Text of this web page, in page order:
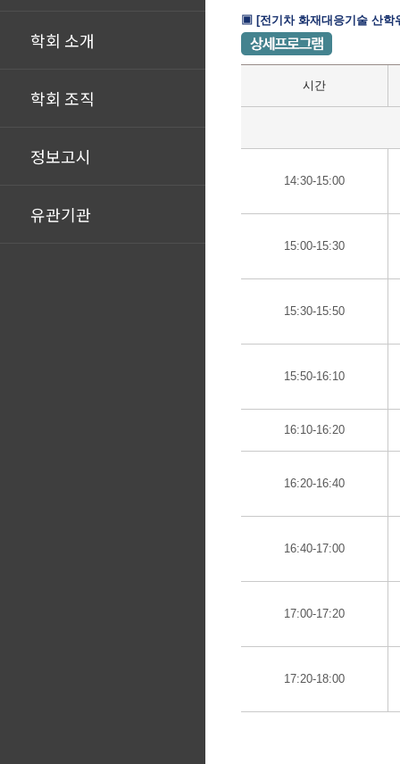
학회 소개
학회 조직
정보고시
유관기관
▣ [전기차 화재대응기술 산
시간
14:30-15:00
15:00-15:30
15:30-15:50
15:50-16:10
16:10-16:20
16:20-16:40
16:40-17:00
17:00-17:20
17:20-18:00